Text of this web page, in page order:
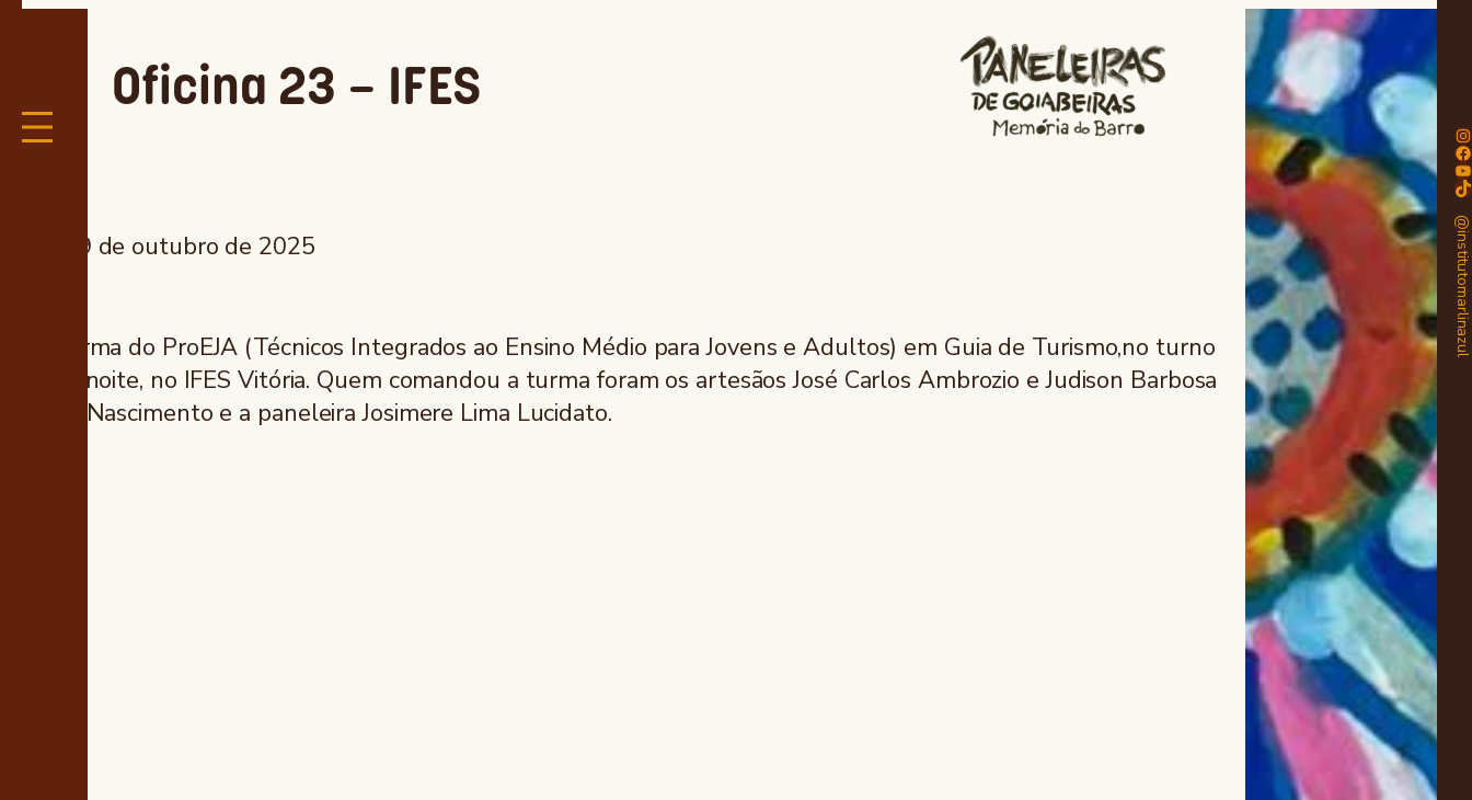
Oficina 23 – IFES
29 de outubro de 2025
Turma do ProEJA (Técnicos Integrados ao Ensino Médio para Jovens e Adultos) em Guia de Turismo,no turno
da noite, no IFES Vitória. Quem comandou a turma foram os artesãos José Carlos Ambrozio e Judison Barbosa
do Nascimento e a paneleira Josimere Lima Lucidato.
@institutomarlinazul